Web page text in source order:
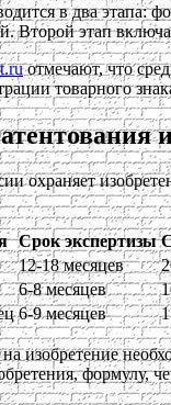
в два этапа:
Второй этап
отмечают, что
товарного
охраняет
Срок экспертизы
12-18 месяцев
6-8 месяцев
6-9 месяцев
изобретение
формулу,